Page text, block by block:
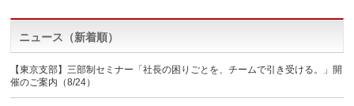
ニュース（新着順）
【東京支部】三部制セミナー「社長の困りごとを、チームで引き受ける。」開
催のご案内（8/24）